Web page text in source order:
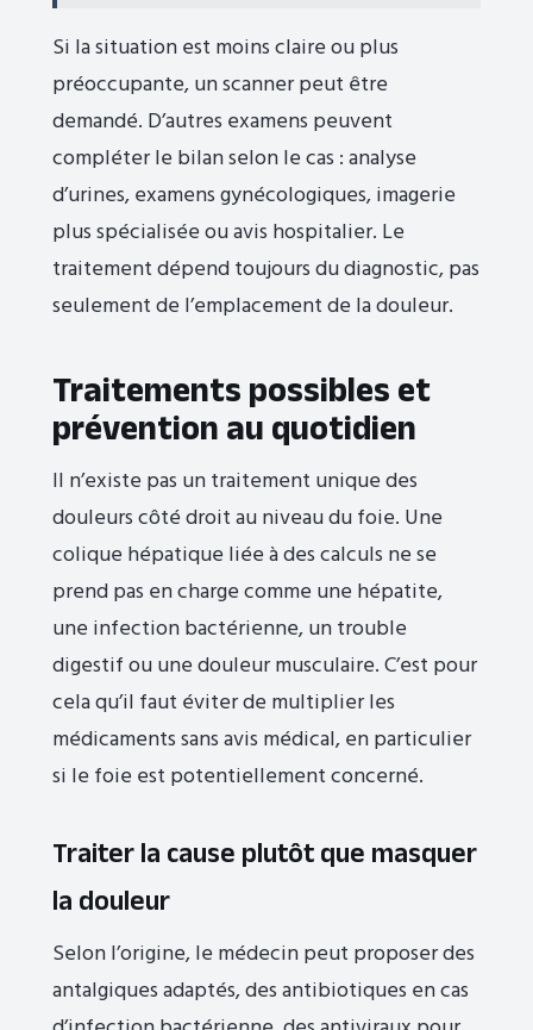
Si la situation est moins claire ou plus
préoccupante, un scanner peut être
demandé. D’autres examens peuvent
compléter le bilan selon le cas : analyse
d’urines, examens gynécologiques, imagerie
plus spécialisée ou avis hospitalier. Le
traitement dépend toujours du diagnostic, pas
seulement de l’emplacement de la douleur.
Traitements possibles et
prévention au quotidien
Il n’existe pas un traitement unique des
douleurs côté droit au niveau du foie. Une
colique hépatique liée à des calculs ne se
prend pas en charge comme une hépatite,
une infection bactérienne, un trouble
digestif ou une douleur musculaire. C’est pour
cela qu’il faut éviter de multiplier les
médicaments sans avis médical, en particulier
si le foie est potentiellement concerné.
Traiter la cause plutôt que masquer
la douleur
Selon l’origine, le médecin peut proposer des
antalgiques adaptés, des antibiotiques en cas